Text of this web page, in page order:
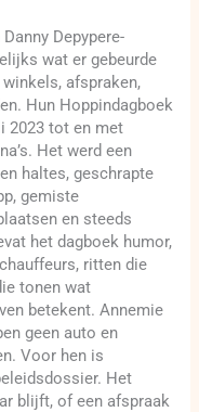
Depypere-
wat er gebeurde
afspraken,
Hun Hoppindagboek
2023 tot en met
Het werd een
haltes, geschrapte
gemiste
en steeds
het dagboek humor,
ritten die
tonen wat
betekent. Annemie
geen auto en
Voor hen is
Het
blijft, of een afspraak